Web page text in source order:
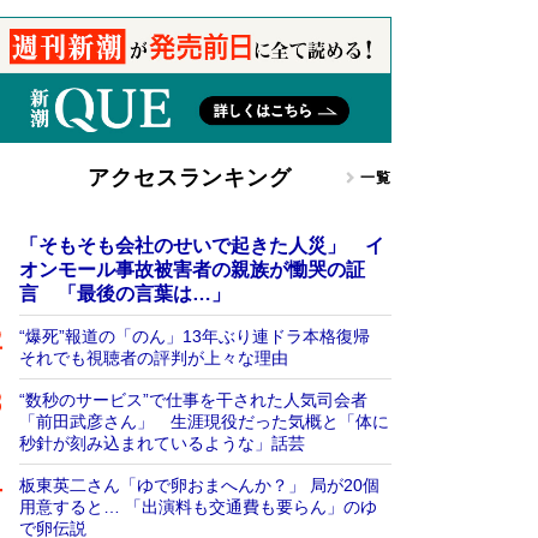
アクセスランキング 一覧
「そもそも会社のせいで起きた人災」 イ
オンモール事故被害者の親族が慟哭の証
言 「最後の言葉は…」
“爆死”報道の「のん」13年ぶり連ドラ本格復帰
それでも視聴者の評判が上々な理由
“数秒のサービス”で仕事を干された人気司会者
「前田武彦さん」 生涯現役だった気概と「体に
秒針が刻み込まれているような」話芸
板東英二さん「ゆで卵おまへんか？」 局が20個
用意すると… 「出演料も交通費も要らん」のゆ
で卵伝説